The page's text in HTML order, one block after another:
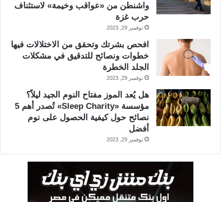
واشنطن من «عواقب وخيمة» لاستئناف
حرب غزة
نوفمبر 29, 2023
افحص بشرتك وتحقق من الاختلالات فيها
خطوات ونصائح للتدقيق في مشكلات
الجلد الخطرة
نوفمبر 29, 2023
هل يُعد الموز مفتاح النوم الجيد ليلاً؟
مؤسسة «Sleep Charity» تُصدر أهم 5
نصائح حول كيفية الحصول على نوم
أفضل
نوفمبر 29, 2023